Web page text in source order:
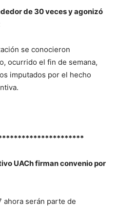
de 30 veces y agonizó
se conocieron
ocurrido el fin de semana,
imputados por el hecho
UACh firman convenio por
ahora serán parte de